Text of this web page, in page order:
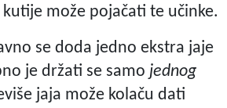
može pojačati te učinke.
se doda jedno ekstra jaje
je držati se samo jednog
jaja može kolaču dati